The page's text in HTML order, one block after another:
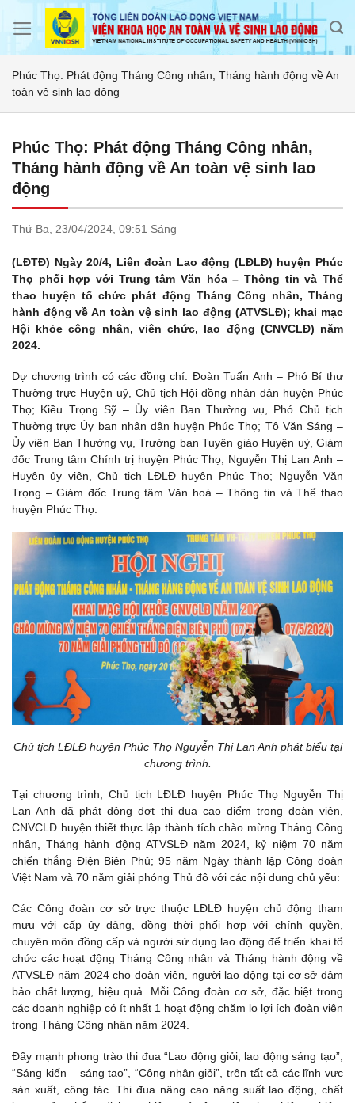
Phúc Thọ: Phát động Tháng Công nhân, Tháng hành động về An
toàn vệ sinh lao động
Phúc Thọ: Phát động Tháng Công nhân,
Tháng hành động về An toàn vệ sinh lao
động
Thứ Ba, 23/04/2024, 09:51 Sáng
(LĐTĐ) Ngày 20/4, Liên đoàn Lao động (LĐLĐ) huyện Phúc
Thọ phối hợp với Trung tâm Văn hóa – Thông tin và Thể
thao huyện tổ chức phát động Tháng Công nhân, Tháng
hành động về An toàn vệ sinh lao động (ATVSLĐ); khai mạc
Hội khỏe công nhân, viên chức, lao động (CNVCLĐ) năm
2024.
Dự chương trình có các đồng chí: Đoàn Tuấn Anh – Phó Bí thư
Thường trực Huyện uỷ, Chủ tịch Hội đồng nhân dân huyện Phúc
Thọ; Kiều Trọng Sỹ – Ủy viên Ban Thường vụ, Phó Chủ tịch
Thường trực Ủy ban nhân dân huyện Phúc Thọ; Tô Văn Sáng –
Ủy viên Ban Thường vụ, Trưởng ban Tuyên giáo Huyện uỷ, Giám
đốc Trung tâm Chính trị huyện Phúc Thọ; Nguyễn Thị Lan Anh –
Huyện ủy viên, Chủ tịch LĐLĐ huyện Phúc Thọ; Nguyễn Văn
Trọng – Giám đốc Trung tâm Văn hoá – Thông tin và Thể thao
huyện Phúc Thọ.
Chủ tịch LĐLĐ huyện Phúc Thọ Nguyễn Thị Lan Anh phát biểu tại
chương trình.
Tại chương trình, Chủ tịch LĐLĐ huyện Phúc Thọ Nguyễn Thị
Lan Anh đã phát động đợt thi đua cao điểm trong đoàn viên,
CNVCLĐ huyện thiết thực lập thành tích chào mừng Tháng Công
nhân, Tháng hành động ATVSLĐ năm 2024, kỷ niệm 70 năm
chiến thắng Điện Biên Phủ; 95 năm Ngày thành lập Công đoàn
Việt Nam và 70 năm giải phóng Thủ đô với các nội dung chủ yếu:
Các Công đoàn cơ sở trực thuộc LĐLĐ huyện chủ động tham
mưu với cấp ủy đảng, đồng thời phối hợp với chính quyền,
chuyên môn đồng cấp và người sử dụng lao động để triển khai tổ
chức các hoạt động Tháng Công nhân và Tháng hành động về
ATVSLĐ năm 2024 cho đoàn viên, người lao động tại cơ sở đảm
bảo chất lượng, hiệu quả. Mỗi Công đoàn cơ sở, đặc biệt trong
các doanh nghiệp có ít nhất 1 hoạt động chăm lo lợi ích đoàn viên
trong Tháng Công nhân năm 2024.
Đẩy mạnh phong trào thi đua “Lao động giỏi, lao động sáng tạo”,
“Sáng kiến – sáng tạo”, “Công nhân giỏi”, trên tất cả các lĩnh vực
sản xuất, công tác. Thi đua nâng cao năng suất lao động, chất